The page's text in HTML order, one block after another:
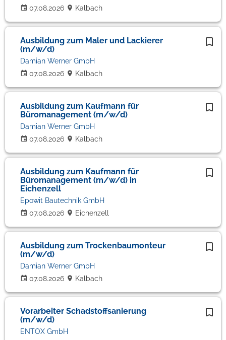
07.08.2026
Kalbach
Ausbildung zum Maler und Lackierer
(m/w/d)
07.08.2026
Damian Werner GmbH
Kalbach
Ausbildung zum Kaufmann für
Büromanagement (m/w/d)
07.08.2026
Damian Werner GmbH
Kalbach
Ausbildung zum Kaufmann für
Büromanagement (m/w/d) in
Eichenzell
07.08.2026
Epowit Bautechnik GmbH
Eichenzell
Ausbildung zum Trockenbaumonteur
(m/w/d)
07.08.2026
Damian Werner GmbH
Kalbach
Vorarbeiter Schadstoffsanierung
(m/w/d)
ENTOX GmbH